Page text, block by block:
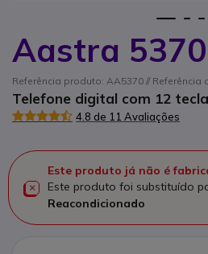
Aastra 5370
Referência produto: AA5370 // Referência
Telefone digital com 12
4.8 de 11 Avaliações
Este produto já não é
Este produto foi substituído
Reacondicionado
Saltar para o início da Galeria de